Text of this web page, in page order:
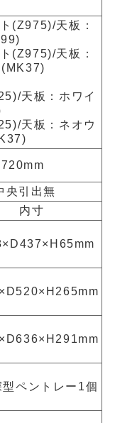
(Z975)/天板：
(Z975)/天板：
(MK37)
天板：ホワイ
天板：ネオウ
央引出無
内寸
ペントレー1個